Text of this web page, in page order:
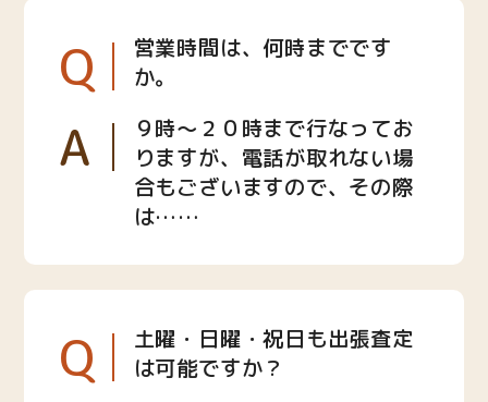
Q
営業時間は、何時までです
か。
A
９時〜２０時まで行なってお
りますが、電話が取れない場
合もございますので、その際
は……
Q
土曜・日曜・祝日も出張査定
は可能ですか？